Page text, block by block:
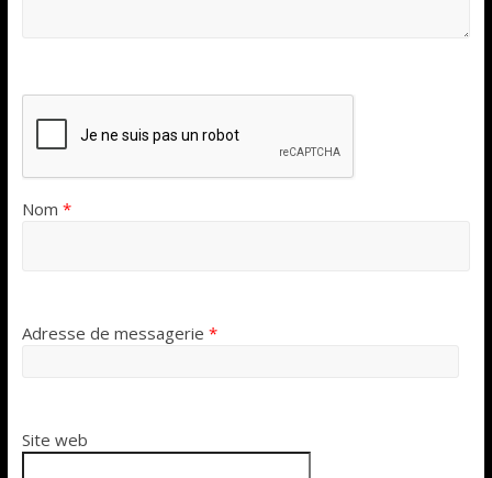
Nom *
Adresse de messagerie *
Site web